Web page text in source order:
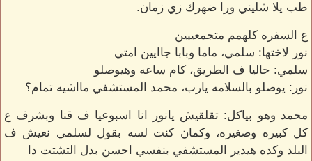
طب يلا شليني ورا ضهرك زي زمان.
ع السفره كلهمم متجمعييين
نور لاختها: سلمي، ماما وبابا جاايين امتي
سلمي: حاليا ف الطريق، كام ساعه وهيوصلو
نور: يوصلو بالسلامه يارب، محمد المستشفي مااشيه تمام؟
محمد وهو بياكل: تقلقيش يانور انا اسبوعيا ف قنا وبشرف ع
كل كبيره وصغيره، وكمان كنت لسه بقول لسلمي نعيش ف
البلد وكده هيدير المستشفي بنفسي احسن بدل التشتت دا